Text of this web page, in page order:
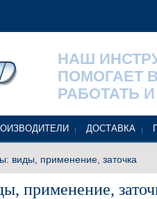
НАШ
ПОМОГАЕТ
РАБОТАТЬ
ДОСТАВКА
виды, применение, заточка
применение,